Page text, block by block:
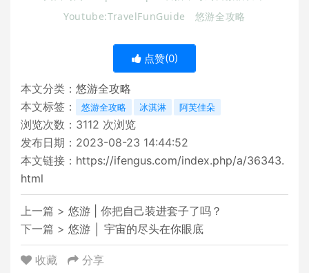
Youtube:TravelFunGuide 悠游全攻略
点赞(0)
本文分类： 悠游全攻略
本文标签：
悠游全攻略 冰淇淋 阿芙佳朵
浏览次数： 3112 次浏览
发布日期：2023-08-23 14:44:52
本文链接： https://ifengus.com/index.php/a/36343.
html
上一篇 > 悠游 | 你把自己装进套子了吗？
下一篇 > 悠游 │ 宇宙的尽头在你眼底
收藏 分享